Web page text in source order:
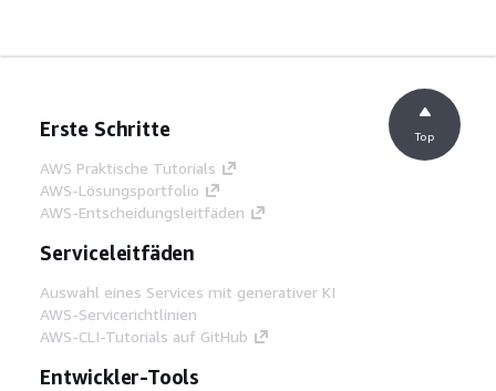
Erste Schritte
AWS Praktische Tutorials
AWS-Lösungsportfolio
AWS-Entscheidungsleitfäden
Serviceleitfäden
Auswahl eines Services mit generativer KI
AWS-Servicerichtlinien
AWS-CLI-Tutorials auf GitHub
Entwickler-Tools
Top